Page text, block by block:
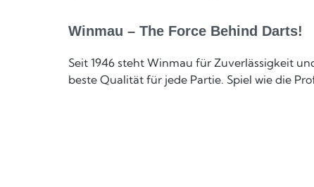
Winmau – The Force Behind Darts!
Seit 1946 steht Winmau für Zuverlässigkeit
beste Qualität für jede Partie. Spiel wie die